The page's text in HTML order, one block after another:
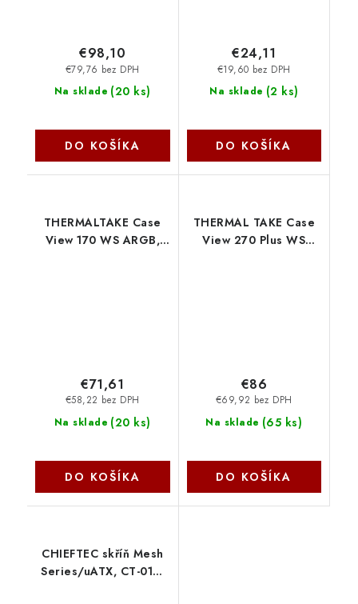
Na sklade (20 ks)
€79,76 bez DPH
€98,10
DO KOŠÍKA
Na sklade (2 ks)
€19,60 bez DPH
€24,11
DO KOŠÍKA
THERMALTAKE Case
View 170 WS ARGB,
Na sklade (20 ks)
€58,22 bez DPH
€71,61
DO KOŠÍKA
THERMAL TAKE Case
View 270 Plus WS
Na sklade (65 ks)
€69,92 bez DPH
€86
DO KOŠÍKA
CHIEFTEC skříň Mesh
Series/uATX, CT-01B,